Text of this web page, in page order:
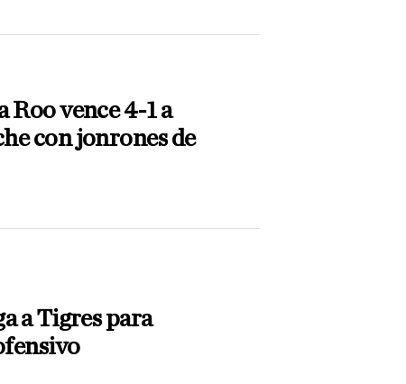
Roo vence 4-1 a
con jonrones de
a Tigres para